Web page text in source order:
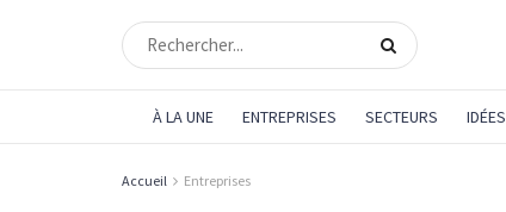
À LA UNE ENTREPRISES SECTEURS IDÉES
Accueil Entreprises